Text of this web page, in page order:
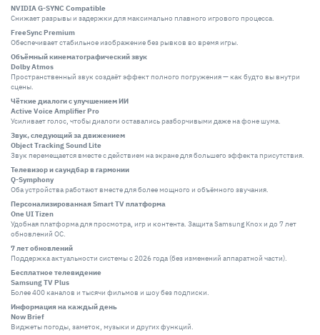
NVIDIA G-SYNC Compatible
Снижает разрывы и задержки для максимально плавного игрового процесса.
FreeSync Premium
Обеспечивает стабильное изображение без рывков во время игры.
Объёмный кинематографический звук
Dolby Atmos
Пространственный звук создаёт эффект полного погружения — как будто вы внутри
сцены.
Чёткие диалоги с улучшением ИИ
Active Voice Amplifier Pro
Усиливает голос, чтобы диалоги оставались разборчивыми даже на фоне шума.
Звук, следующий за движением
Object Tracking Sound Lite
Звук перемещается вместе с действием на экране для большего эффекта присутствия.
Телевизор и саундбар в гармонии
Q-Symphony
Оба устройства работают вместе для более мощного и объёмного звучания.
Персонализированная Smart TV платформа
One UI Tizen
Удобная платформа для просмотра, игр и контента. Защита Samsung Knox и до 7 лет
обновлений ОС.
7 лет обновлений
Поддержка актуальности системы с 2026 года (без изменений аппаратной части).
Бесплатное телевидение
Samsung TV Plus
Более 400 каналов и тысячи фильмов и шоу без подписки.
Информация на каждый день
Now Brief
Виджеты погоды, заметок, музыки и других функций.